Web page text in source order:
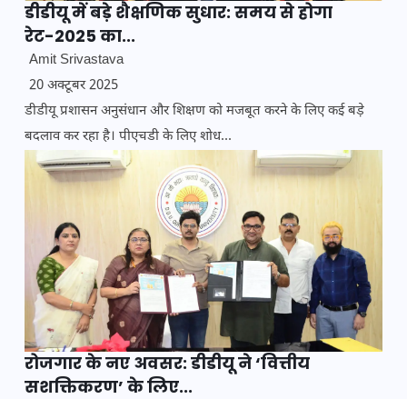
डीडीयू में बड़े शैक्षणिक सुधार: समय से होगा
रेट-2025 का...
Amit Srivastava
20 अक्टूबर 2025
डीडीयू प्रशासन अनुसंधान और शिक्षण को मजबूत करने के लिए कई बड़े
बदलाव कर रहा है। पीएचडी के लिए शोध...
रोजगार के नए अवसर: डीडीयू ने ‘वित्तीय
सशक्तिकरण’ के लिए...